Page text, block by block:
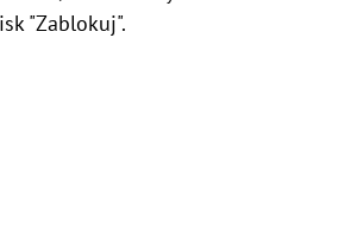
"Zablokuj".